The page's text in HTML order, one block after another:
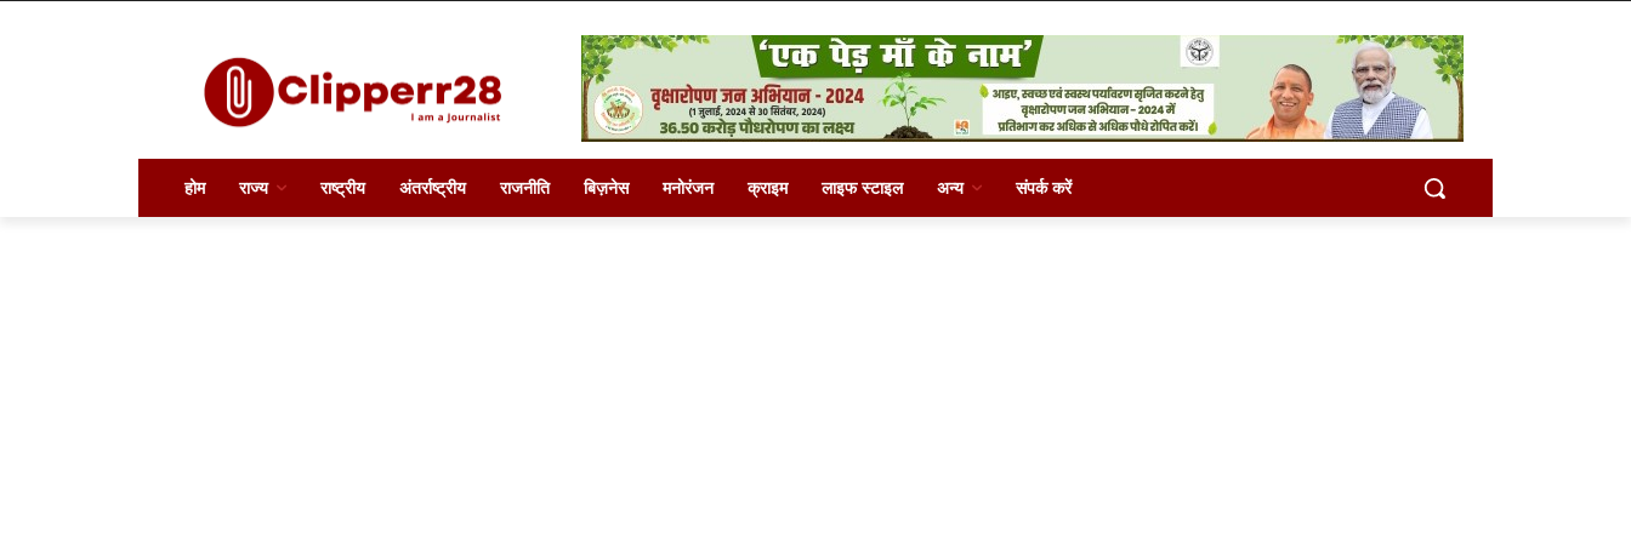
होम राज्य राष्ट्रीय अंतर्राष्ट्रीय राजनीति बिज़नेस मनोरंजन क्राइम लाइफ स्टाइल अन्य संपर्क करें